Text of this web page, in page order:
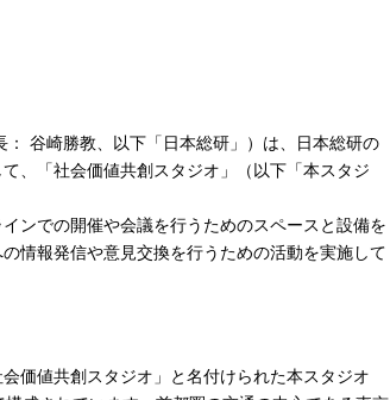
谷崎勝教、以下「日本総研」）は、日本総研の
、「社会価値共創スタジオ」（以下「本スタジ
ンでの開催や会議を行うためのスペースと設備を
情報発信や意見交換を行うための活動を実施して
価値共創スタジオ」と名付けられた本スタジオ